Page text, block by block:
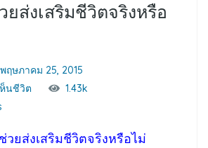
ยส่งเสริมชีวิตจริงหรือ
พฤษภาคม 25, 2015
นชีวิต
1.43k
วยส่งเสริมชีวิตจริงหรือไม่